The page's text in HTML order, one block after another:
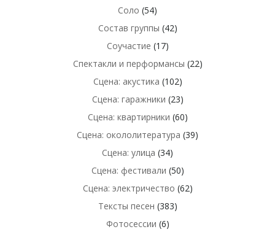
Соло (54)
Состав группы (42)
Соучастие (17)
Спектакли и перформансы (22)
Сцена: акустика (102)
Сцена: гаражники (23)
Сцена: квартирники (60)
Сцена: окололитература (39)
Сцена: улица (34)
Сцена: фестивали (50)
Сцена: электричество (62)
Тексты песен (383)
Фотосессии (6)